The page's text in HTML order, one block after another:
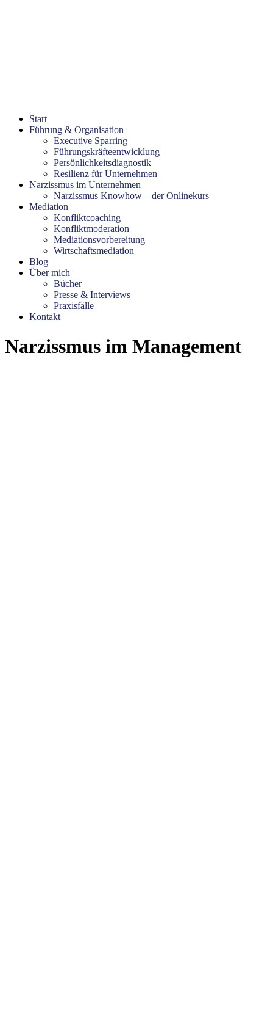
Start
Führung & Organisation
Executive Sparring
Führungskräfteentwicklung
Persönlichkeitsdiagnostik
Resilienz für Unternehmen
Narzissmus im Unternehmen
Narzissmus Knowhow – der Onlinekurs
Mediation
Konfliktcoaching
Konfliktmoderation
Mediationsvorbereitung
Wirtschaftsmediation
Blog
Über mich
Bücher
Presse & Interviews
Praxisfälle
Kontakt
Narzissmus im Management